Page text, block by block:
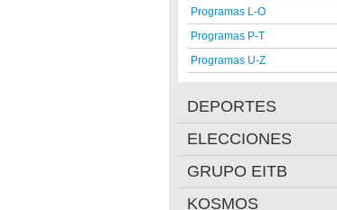
Programas L-O
Programas P-T
Programas U-Z
DEPORTES
ELECCIONES
GRUPO EITB
KOSMOS